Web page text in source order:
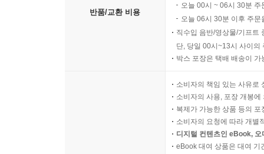
반품/교환 비용
오늘 00시 ~ 06시 30분
오늘 06시 30분 이후 주
직수입 음반/영상물/기프트
단, 당일 00시~13시 사이의
박스 포장은 택배 배송이
소비자의 책임 있는 사유로
소비자의 사용, 포장 개봉
복제가 가능한 상품 등의
소비자의 요청에 따라 개별
디지털 컨텐츠인 eBook,
eBook 대여 상품은 대여 기